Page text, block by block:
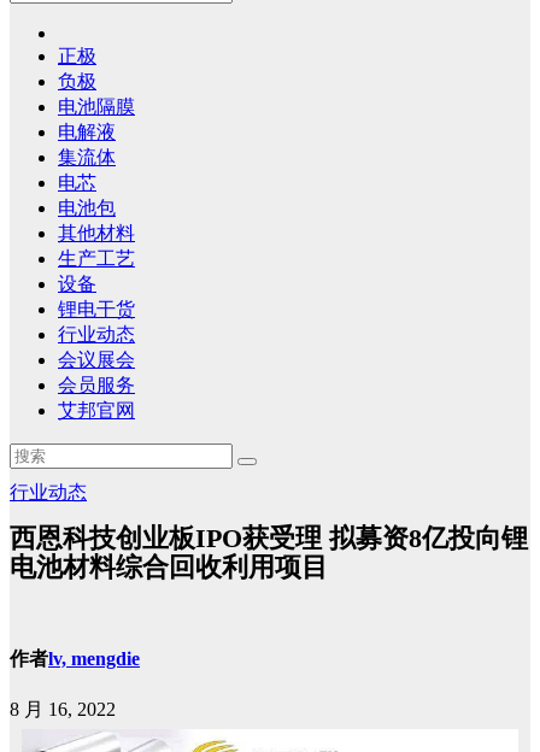
正极
负极
电池隔膜
电解液
集流体
电芯
电池包
其他材料
生产工艺
设备
锂电干货
行业动态
会议展会
会员服务
艾邦官网
行业动态
西恩科技创业板IPO获受理 拟募资8亿投向锂
电池材料综合回收利用项目
作者lv, mengdie
8 月 16, 2022